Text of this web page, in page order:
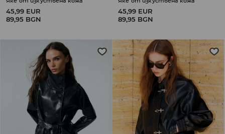
45,99 EUR
89,95 BGN
45,99 EUR
89,95 BGN